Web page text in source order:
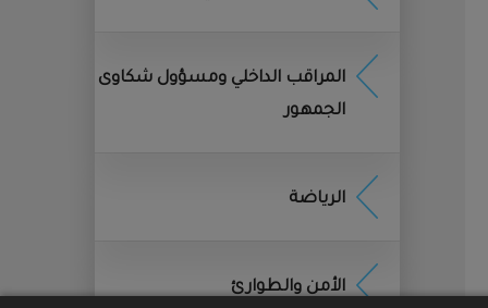
المراقب الداخلي ومسؤول شكاوى
الجمهور
الرياضة
الأمن والطوارئ
וחוק הארכיונים, התשנ״א–1955. בתום התקופה, יימחק המידע או
נייד או כל מכשיר